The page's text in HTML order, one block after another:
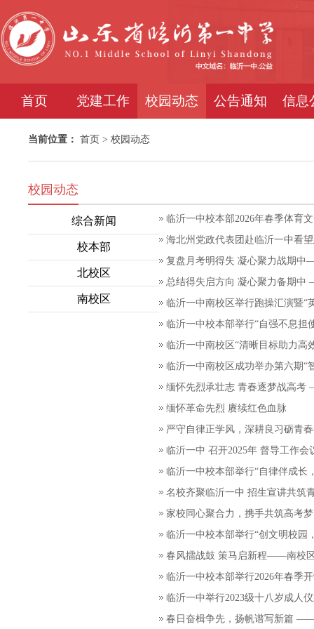
首页 党建工作 校园动态 公告通知 信息
当前位置： 首页 > 校园动态
校园动态
综合新闻
校本部
北校区
南校区
临沂一中校本部2026年春季体育
海北州党政代表团赴临沂一中看
复盘月考明得失 凝心聚力战期
总结得失启方向 凝心聚力备期
临沂一中南校区举行跑操汇演暨“
临沂一中校本部举行“自强不息担
临沂一中南校区“清晰目标助力高
临沂一中南校区成功举办第六期“
缅怀先烈承壮志 青春逐梦战高
缅怀革命先烈 赓续红色血脉
严守自律正学风，深耕良习砺青
临沂一中 召开2025年 督导工作会
临沂一中校本部举行“自律伴成长
名校齐聚临沂一中 招生宣讲共筑
家校同心聚合力，携手共筑高考
临沂一中校本部举行“创文明校园
春风擂战鼓 策马启新程——南校
临沂一中校本部举行2026年春季
临沂一中举行2023级十八岁成人
春日奋楫争先，扬帆谱写新篇